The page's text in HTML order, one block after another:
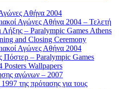
Αθήνα 2004
Αγώνες Αθήνα 2004 – Τελετή
Λήξης – Paralympic Games Athens
and Closing Ceremony
Αγώνες Αθήνα 2004
Πόστερ – Paralympic Games
Posters Wallpapers
αγώνων – 2007
της πρότασης για τους